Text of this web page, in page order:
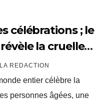
célébrations ; le
la cruelle
âgées au
LA REDACTION
entier célèbre la
personnes âgées, une